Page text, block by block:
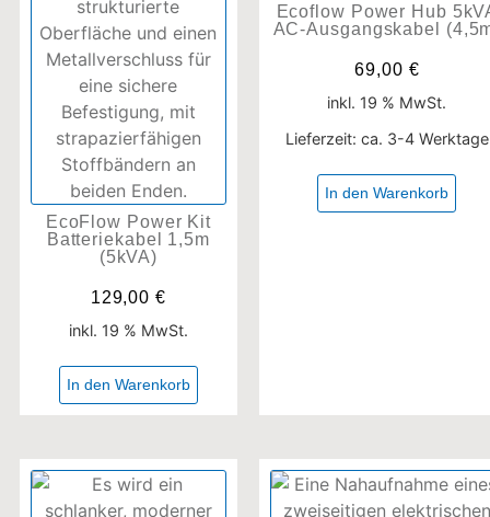
EcoFlow Power Kit
Batteriekabel 1,5m
(5kVA)
129,00€
inkl. 19 % MwSt.
In den Warenkorb
Ecoflow Power Hub
AC-Ausgangskabel
69,00 €
inkl. 19 % MwSt.
Lieferzeit: ca. 3-4 Werktage
In den Warenkorb